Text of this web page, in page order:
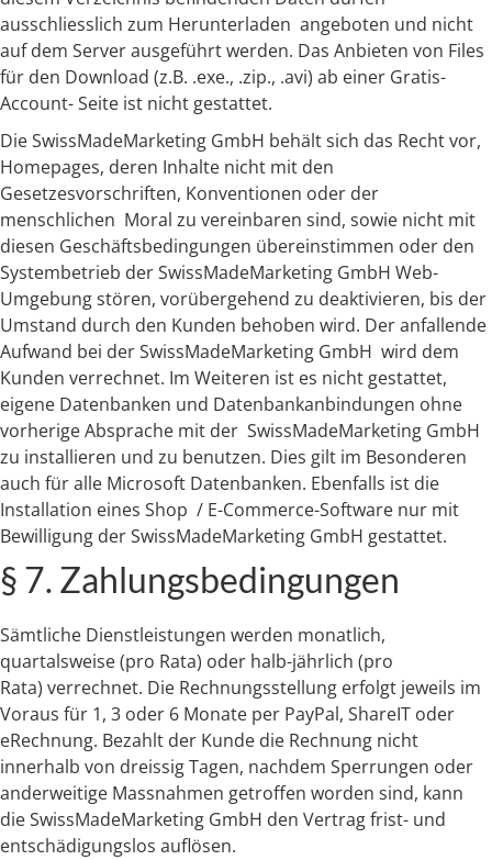
ausschliesslich zum Herunterladen angeboten und nicht
auf dem Server ausgeführt werden. Das Anbieten von Files
für den Download (z.B. .exe., .zip., .avi) ab einer Gratis-
Account- Seite ist nicht gestattet.
Die SwissMadeMarketing GmbH behält sich das Recht vor,
Homepages, deren Inhalte nicht mit den
Gesetzesvorschriften, Konventionen oder der
menschlichen Moral zu vereinbaren sind, sowie nicht mit
diesen Geschäftsbedingungen übereinstimmen oder den
Systembetrieb der SwissMadeMarketing GmbH Web-
Umgebung stören, vorübergehend zu deaktivieren, bis der
Umstand durch den Kunden behoben wird. Der anfallende
Aufwand bei der SwissMadeMarketing GmbH wird dem
Kunden verrechnet. Im Weiteren ist es nicht gestattet,
eigene Datenbanken und Datenbankanbindungen ohne
vorherige Absprache mit der SwissMadeMarketing GmbH
zu installieren und zu benutzen. Dies gilt im Besonderen
auch für alle Microsoft Datenbanken. Ebenfalls ist die
Installation eines Shop / E-Commerce-Software nur mit
Bewilligung der SwissMadeMarketing GmbH gestattet.
§ 7. Zahlungsbedingungen
Sämtliche Dienstleistungen werden monatlich,
quartalsweise (pro Rata) oder halb-jährlich (pro
Rata) verrechnet. Die Rechnungsstellung erfolgt jeweils im
Voraus für 1, 3 oder 6 Monate per PayPal, ShareIT oder
eRechnung. Bezahlt der Kunde die Rechnung nicht
innerhalb von dreissig Tagen, nachdem Sperrungen oder
anderweitige Massnahmen getroffen worden sind, kann
die SwissMadeMarketing GmbH den Vertrag frist- und
entschädigungslos auflösen.